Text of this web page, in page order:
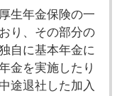
生年金保険の一
り、その部分の
自に基本年金に
金を実施したり
途退社した加入